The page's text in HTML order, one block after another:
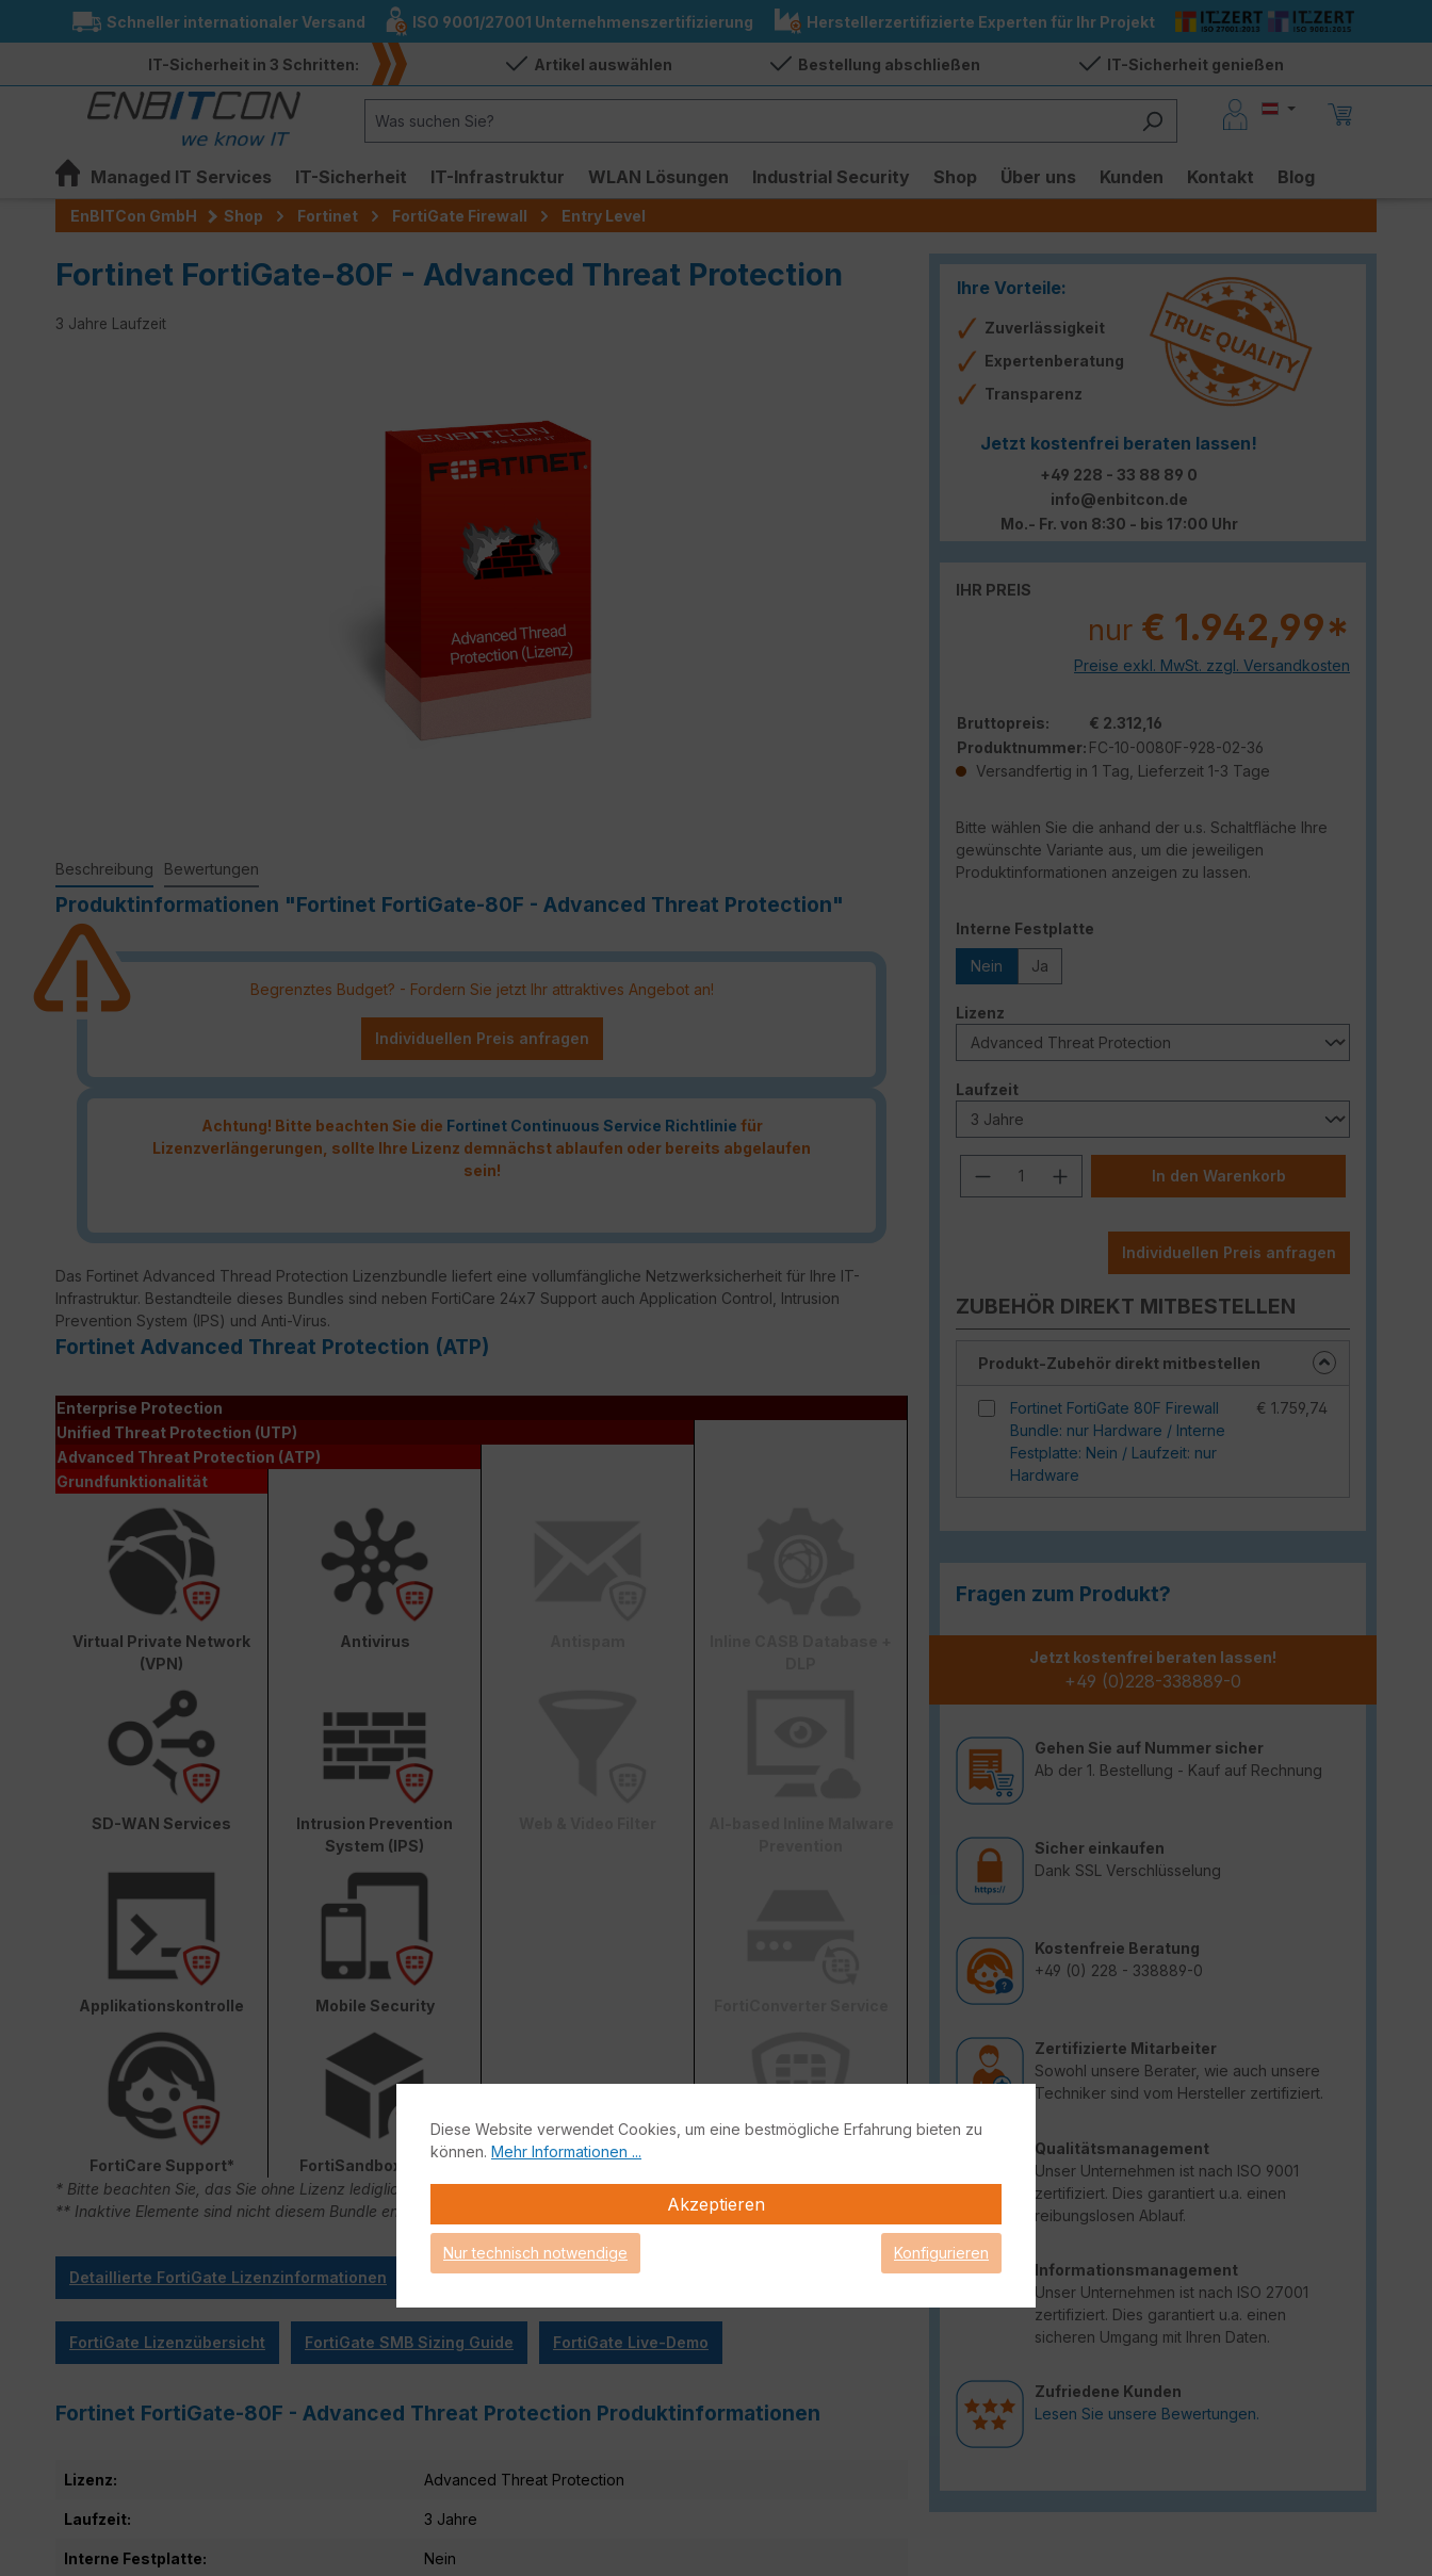
Zur Hauptnavigation springen
Schneller internationaler Versand ISO 9001/27001 Unternehmenszertifizierung Herstellerzertifizierte Experten für Ihr Projekt
IT-Sicherheit in 3 Schritten: Artikel auswählen Bestellung abschließen IT-Sicherheit genießen
Managed IT Services IT-Sicherheit IT-Infrastruktur WLAN Lösungen Industrial Security Shop Über uns Kunden Kontakt Blog
EnBITCon GmbH Shop Fortinet FortiGate Firewall Entry Level
Fortinet FortiGate-80F - Advanced Threat Protection
3 Jahre Laufzeit
Ihre Vorteile:
Zuverlässigkeit
Expertenberatung
Transparenz
Jetzt kostenfrei beraten lassen!
+49 228 - 33 88 89 0
info@enbitcon.de
Mo.- Fr. von 8:30 - bis 17:00 Uhr
IHR PREIS
nur € 1.942,99*
Preise exkl. MwSt. zzgl. Versandkosten
Bruttopreis:
€ 2.312,16
Produktnummer: FC-10-0080F-928-02-36
Versandfertig in 1 Tag, Lieferzeit 1-3 Tage
Bitte wählen Sie die anhand der u.s. Schaltfläche Ihre
gewünschte Variante aus, um die jeweiligen
Produktinformationen anzeigen zu lassen.
Interne Festplatte
Nein Ja
Lizenz
Laufzeitauswählen
Produkt Anzahl: Gib den
In den Warenkorb
Individuellen Preis anfragen
ZUBEHÖR DIREKT MITBESTELLEN
Produkt-Zubehör direkt mitbestellen
Fortinet FortiGate 80F Firewall
Bundle: nur Hardware / Interne
Festplatte: Nein / Laufzeit: nur
Hardware
€ 1.759,74
Fragen zum Produkt?
Jetzt kostenfrei beraten lassen!
+49 (0)228-338889-0
Gehen Sie auf Nummer sicher
Ab der 1. Bestellung - Kauf auf Rechnung
Sicher einkaufen
Dank SSL Verschlüsselung
Kostenfreie Beratung
+49 (0) 228 - 338889-0
Zertifizierte Mitarbeiter
Sowohl unsere Berater, wie auch unsere
Techniker sind vom Hersteller zertifiziert.
Qualitätsmanagement
Unser Unternehmen ist nach ISO 9001
zertifiziert. Dies garantiert u.a. einen
reibungslosen Ablauf.
Informationsmanagement
Unser Unternehmen ist nach ISO 27001
zertifiziert. Dies garantiert u.a. einen
sicheren Umgang mit Ihren Daten.
Zufriedene Kunden
Lesen Sie unsere Bewertungen.
Beschreibung Bewertungen
Produktinformationen "Fortinet FortiGate-80F - Advanced Threat Protection"
Begrenztes Budget? - Fordern Sie jetzt Ihr attraktives Angebot an!
Individuellen Preis anfragen
Achtung! Bitte beachten Sie die Fortinet Continuous Service Richtlinie für
Lizenzverlängerungen, sollte Ihre Lizenz demnächst ablaufen oder bereits abgelaufen
sein!
Das Fortinet Advanced Thread Protection Lizenzbundle liefert eine vollumfängliche Netzwerksicherheit für Ihre IT-
Infrastruktur. Bestandteile dieses Bundles sind neben FortiCare 24x7 Support auch Application Control, Intrusion
Prevention System (IPS) und Anti-Virus.
Fortinet Advanced Threat Protection (ATP)
Enterprise Protection
Unified Threat Protection (UTP)
Advanced Threat Protection (ATP)
Grundfunktionalität
Virtual Private Network
(VPN)
Antivirus
SD-WAN Services
Intrusion Prevention
System (IPS)
Applikationskontrolle Mobile Security
FortiCare Support* FortiSandbox Cloud
* Bitte beachten Sie, das Sie ohne Lizenz lediglich 90 Tage von FortiCare Support gebrauch machen können.
** Inaktive Elemente sind nicht diesem Bundle enthalten.
Detaillierte FortiGate Lizenzinformationen
FortiGate Lizenzübersicht FortiGate SMB Sizing Guide FortiGate Live-Demo
Fortinet FortiGate-80F - Advanced Threat Protection Produktinformationen
Lizenz: Advanced Threat Protection
Laufzeit: 3 Jahre
Interne Festplatte: Nein
Diese Website verwendet Cookies, um eine bestmögliche Erfahrung bieten zu
können. Mehr Informationen ...
Akzeptieren
Nur technisch notwendige Konfigurieren